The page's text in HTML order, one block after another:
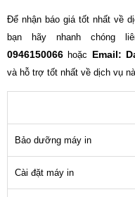
Để nhận báo giá tốt nhất về
bạn hãy nhanh chóng
0946150066 hoặc Email:
và hỗ trợ tốt nhất về dịch vụ
Bảo dưỡng máy in
Cài đặt máy in